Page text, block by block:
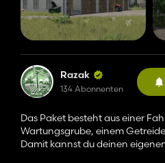
Razak
134 Abonnenten
Das Paket besteht aus einer
Wartungsgrube, einem
Damit kannst du deinen